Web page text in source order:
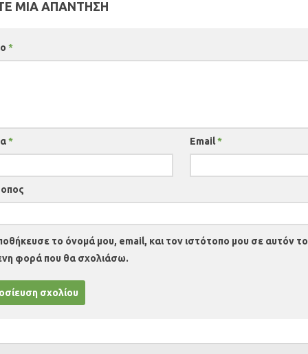
ΜΙΑ ΑΠΆΝΤΗΣΗ
*
* Email*
το όνομά μου, email, και τον ιστότοπο μου σε αυτόν
φορά που θα σχολιάσω.